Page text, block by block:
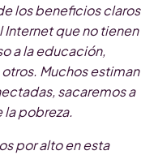
los beneficios claros
Internet que no tienen
a la educación,
Muchos estiman
sacaremos a
la pobreza.
por alto en esta